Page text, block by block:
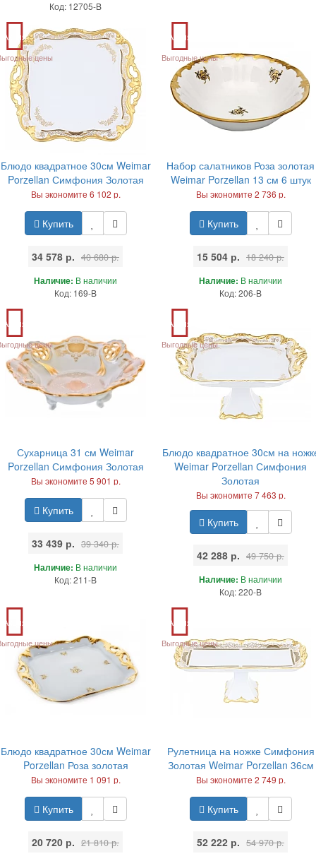
Код: 12705-B
Акция
цены
Блюдо квадратное 30см Weimar
Porzellan Симфония Золотая
Вы экономите 6 102 р.
Купить
34 578 р. 40 680 р.
Наличие: В наличии
Код: 169-B
Акция
Выгодные цены
Набор салатников Роза золотая
Weimar Porzellan 13 см 6 штук
Вы экономите 2 736 р.
Купить
15 504 р. 18 240 р.
Наличие: В наличии
Код: 206-B
Акция
цены
Сухарница 31 см Weimar
Porzellan Симфония Золотая
Вы экономите 5 901 р.
Купить
33 439 р. 39 340 р.
Наличие: В наличии
Код: 211-B
Акция
Выгодные цены
Блюдо квадратное 30см на
Weimar Porzellan Симфония
Золотая
Вы экономите 7 463 р.
Купить
42 288 р. 49 750 р.
Наличие: В наличии
Код: 220-B
Акция
цены
Блюдо квадратное 30см Weimar
Porzellan Роза золотая
Вы экономите 1 091 р.
Купить
20 720 р. 21 810 р.
Акция
Выгодные цены
Рулетница на ножке Симфония
Золотая Weimar Porzellan 36см
Вы экономите 2 749 р.
Купить
52 222 р. 54 970 р.